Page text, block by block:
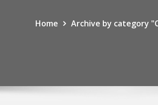
Home Archive by category